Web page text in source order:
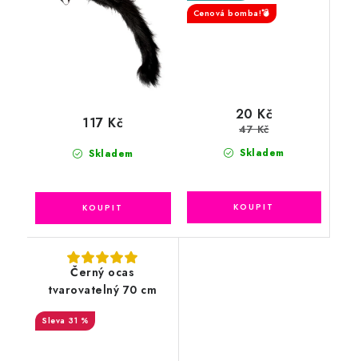
Skladem
117 Kč
Cenová bomba!💣
Skladem
20 Kč
47 Kč
Černý ocas
tvarovatelný 70 cm
31 %